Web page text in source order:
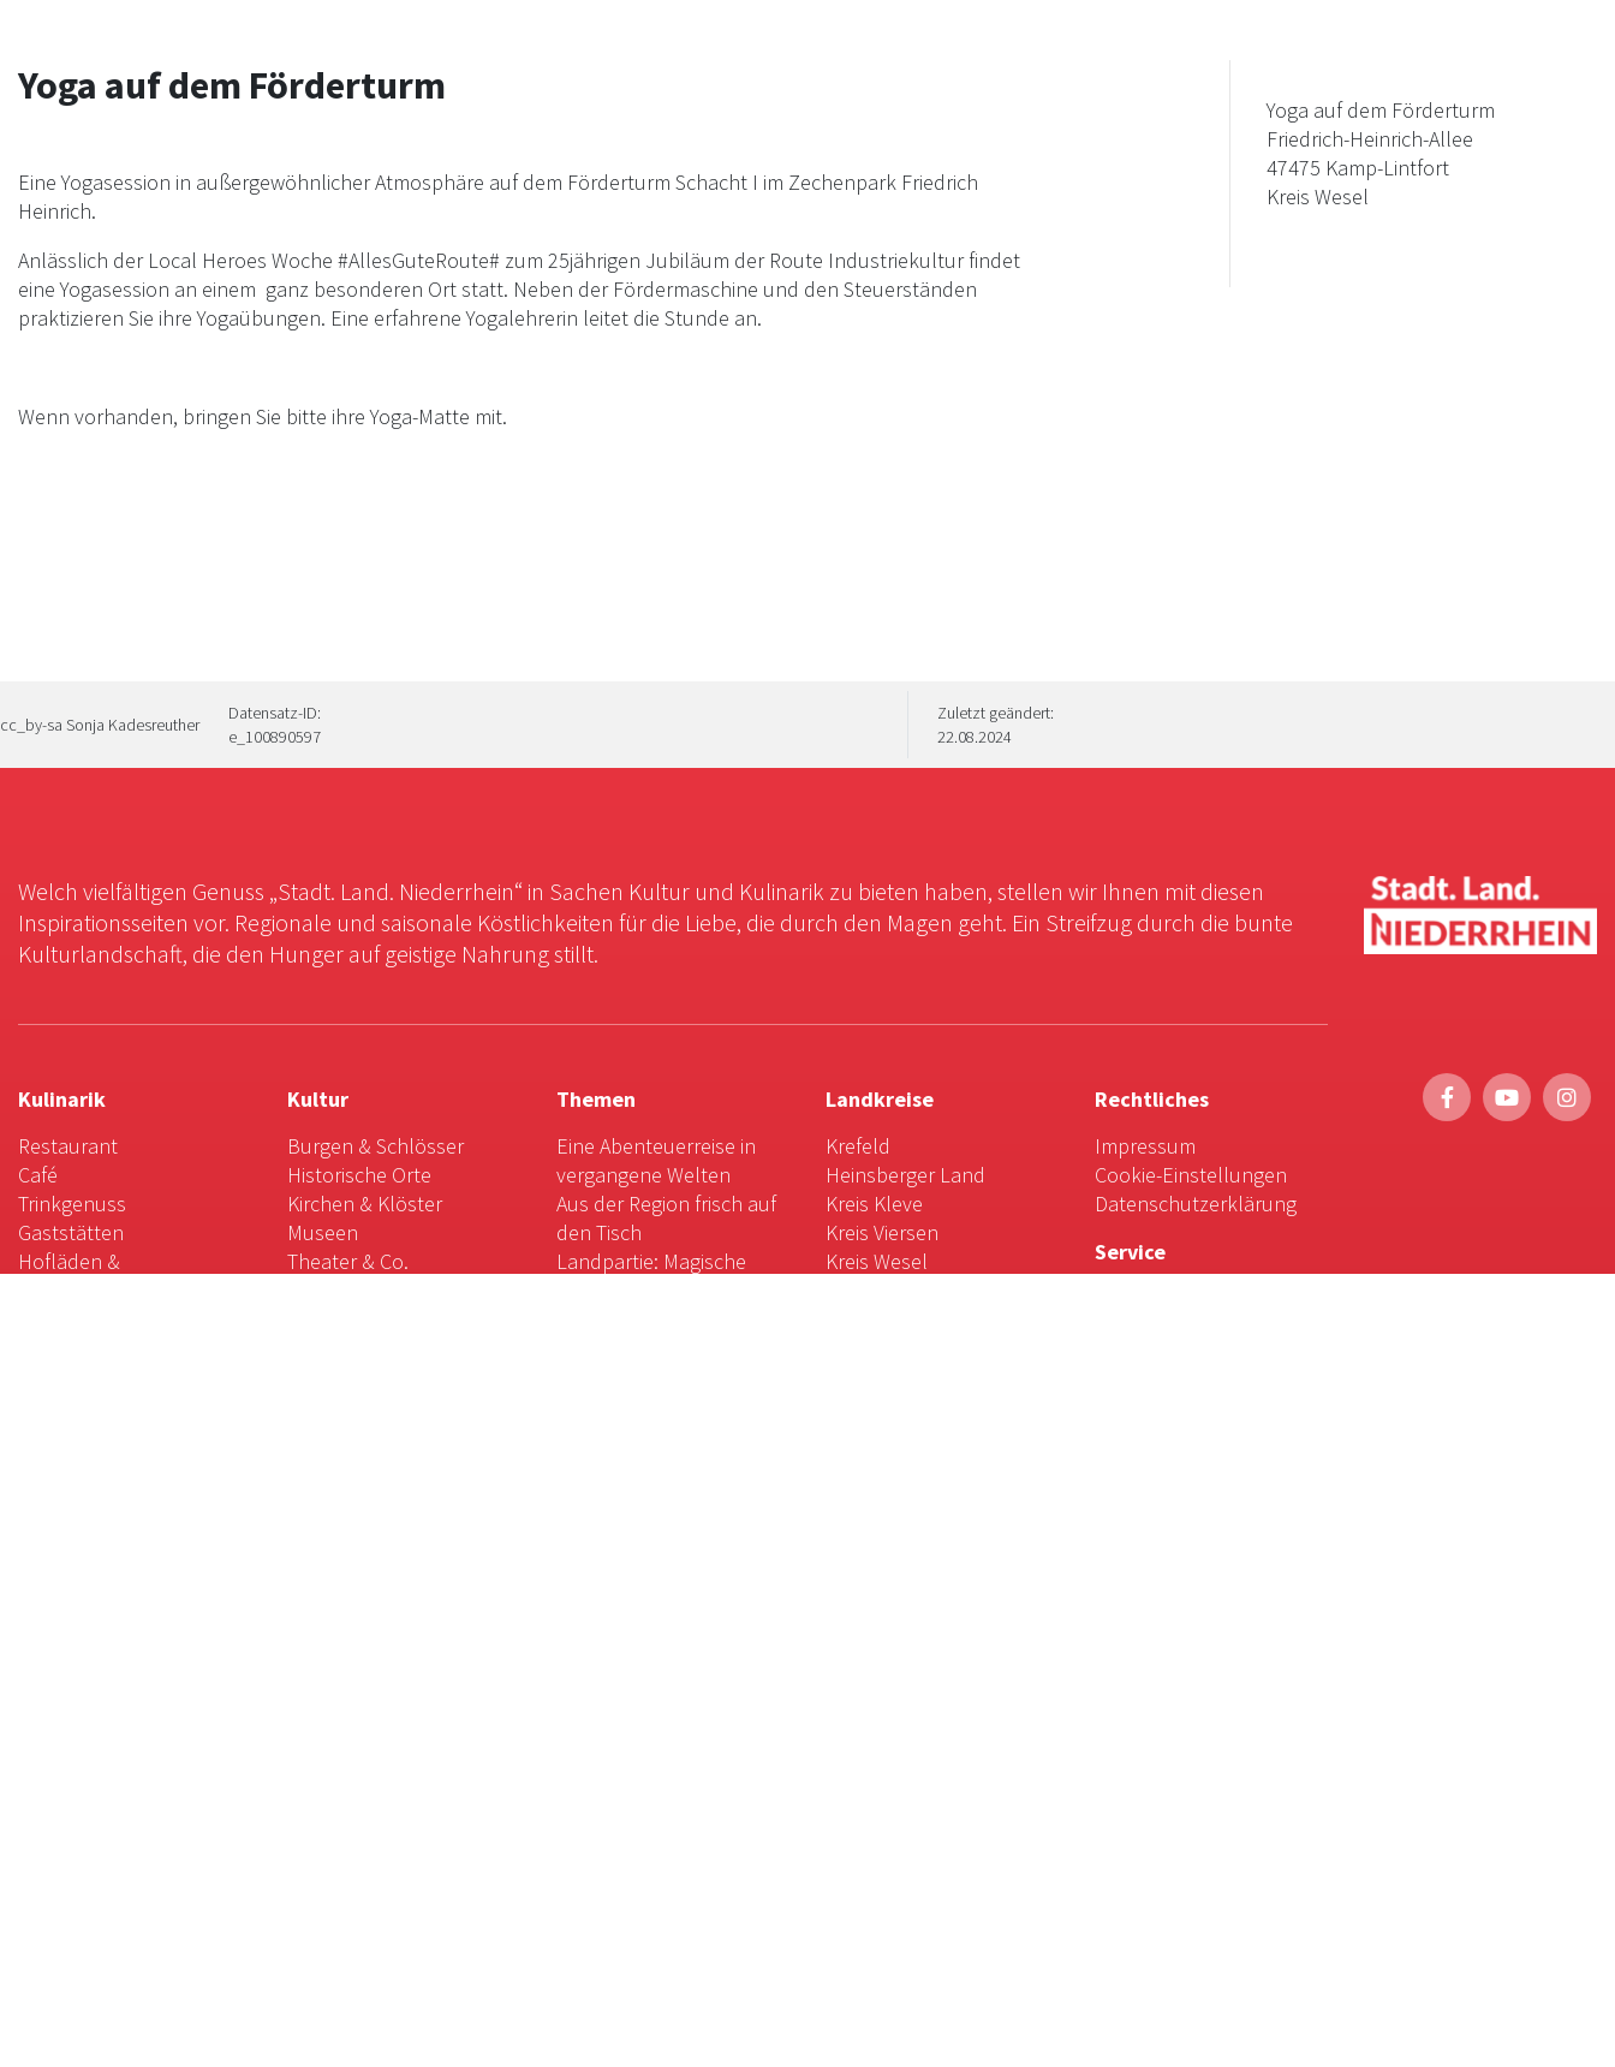
Yoga auf dem Förderturm
Eine Yogasession in außergewöhnlicher Atmosphäre auf dem Förderturm Schacht I im Zechenpark Friedrich
Heinrich.
Anlässlich der Local Heroes Woche #AllesGuteRoute# zum 25jährigen Jubiläum der Route Industriekultur findet
eine Yogasession an einem ganz besonderen Ort statt. Neben der Fördermaschine und den Steuerständen
praktizieren Sie ihre Yogaübungen. Eine erfahrene Yogalehrerin leitet die Stunde an.
Wenn vorhanden, bringen Sie bitte ihre Yoga-Matte mit.
Yoga auf dem Förderturm
Friedrich-Heinrich-Allee
47475 Kamp-Lintfort
Kreis Wesel
cc_by-sa Sonja Kadesreuther
Datensatz-ID:
e_100890597
Zuletzt geändert:
22.08.2024
Welch vielfältigen Genuss „Stadt. Land. Niederrhein“ in Sachen Kultur und Kulinarik zu bieten haben, stellen wir Ihnen mit diesen
Inspirationsseiten vor. Regionale und saisonale Köstlichkeiten für die Liebe, die durch den Magen geht. Ein Streifzug durch die bunte
Kulturlandschaft, die den Hunger auf geistige Nahrung stillt.
Kulinarik
Restaurant
Café
Trinkgenuss
Gaststätten
Hofläden &
Kultur
Burgen & Schlösser
Historische Orte
Kirchen & Klöster
Museen
Theater & Co.
Themen
Eine Abenteuerreise in
vergangene Welten
Aus der Region frisch auf
den Tisch
Landpartie: Magische
Landkreise
Krefeld
Heinsberger Land
Kreis Kleve
Kreis Viersen
Kreis Wesel
Rechtliches
Impressum
Cookie-Einstellungen
Datenschutzerklärung
Service